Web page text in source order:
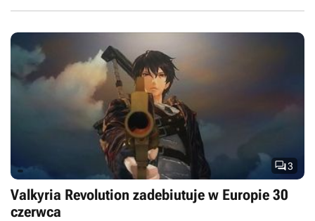
3
Valkyria Revolution zadebiutuje w Europie 30
czerwca